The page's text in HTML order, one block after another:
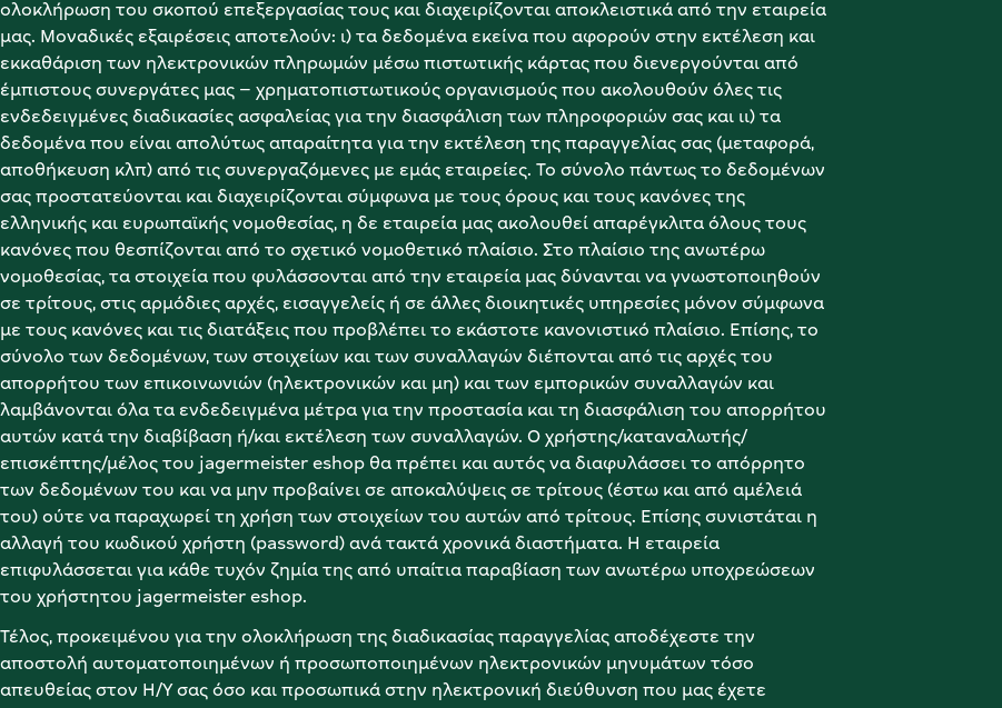
ολοκλήρωση του σκοπού επεξεργασίας τους και διαχειρίζονται αποκλειστικά από την εταιρεία
μας. Μοναδικές εξαιρέσεις αποτελούν: ι) τα δεδομένα εκείνα που αφορούν στην εκτέλεση και
εκκαθάριση των ηλεκτρονικών πληρωμών μέσω πιστωτικής κάρτας που διενεργούνται από
έμπιστους συνεργάτες μας – χρηματοπιστωτικούς οργανισμούς που ακολουθούν όλες τις
ενδεδειγμένες διαδικασίες ασφαλείας για την διασφάλιση των πληροφοριών σας και ιι) τα
δεδομένα που είναι απολύτως απαραίτητα για την εκτέλεση της παραγγελίας σας (μεταφορά,
αποθήκευση κλπ) από τις συνεργαζόμενες με εμάς εταιρείες. Το σύνολο πάντως το δεδομένων
σας προστατεύονται και διαχειρίζονται σύμφωνα με τους όρους και τους κανόνες της
ελληνικής και ευρωπαϊκής νομοθεσίας, η δε εταιρεία μας ακολουθεί απαρέγκλιτα όλους τους
κανόνες που θεσπίζονται από το σχετικό νομοθετικό πλαίσιο. Στο πλαίσιο της ανωτέρω
νομοθεσίας, τα στοιχεία που φυλάσσονται από την εταιρεία μας δύνανται να γνωστοποιηθούν
σε τρίτους, στις αρμόδιες αρχές, εισαγγελείς ή σε άλλες διοικητικές υπηρεσίες μόνον σύμφωνα
με τους κανόνες και τις διατάξεις που προβλέπει το εκάστοτε κανονιστικό πλαίσιο. Επίσης, το
σύνολο των δεδομένων, των στοιχείων και των συναλλαγών διέπονται από τις αρχές του
απορρήτου των επικοινωνιών (ηλεκτρονικών και μη) και των εμπορικών συναλλαγών και
λαμβάνονται όλα τα ενδεδειγμένα μέτρα για την προστασία και τη διασφάλιση του απορρήτου
αυτών κατά την διαβίβαση ή/και εκτέλεση των συναλλαγών. Ο χρήστης/καταναλωτής/
επισκέπτης/μέλος του jagermeister eshop θα πρέπει και αυτός να διαφυλάσσει το απόρρητο
των δεδομένων του και να μην προβαίνει σε αποκαλύψεις σε τρίτους (έστω και από αμέλειά
του) ούτε να παραχωρεί τη χρήση των στοιχείων του αυτών από τρίτους. Επίσης συνιστάται η
αλλαγή του κωδικού χρήστη (password) ανά τακτά χρονικά διαστήματα. Η εταιρεία
επιφυλάσσεται για κάθε τυχόν ζημία της από υπαίτια παραβίαση των ανωτέρω υποχρεώσεων
του χρήστητου jagermeister eshop.
Τέλος, προκειμένου για την ολοκλήρωση της διαδικασίας παραγγελίας αποδέχεστε την
αποστολή αυτοματοποιημένων ή προσωποποιημένων ηλεκτρονικών μηνυμάτων τόσο
απευθείας στον Η/Υ σας όσο και προσωπικά στην ηλεκτρονική διεύθυνση που μας έχετε